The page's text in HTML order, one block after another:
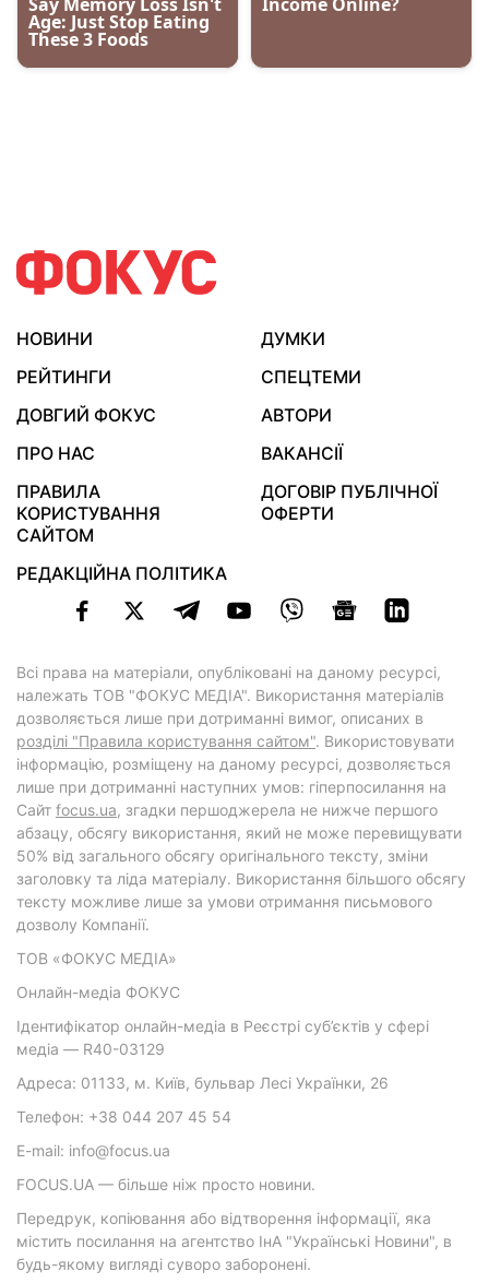
НОВИНИ
ДУМКИ
РЕЙТИНГИ
СПЕЦТЕМИ
ДОВГИЙ ФОКУС
АВТОРИ
ПРО НАС
ВАКАНСІЇ
ПРАВИЛА
КОРИСТУВАННЯ
САЙТОМ
ДОГОВІР ПУБЛІЧНОЇ
ОФЕРТИ
РЕДАКЦІЙНА ПОЛІТИКА
Всі права на матеріали, опубліковані на даному ресурсі,
належать ТОВ "ФОКУС МЕДІА". Використання матеріалів
дозволяється лише при дотриманні вимог, описаних в
розділі "Правила користування сайтом". Використовувати
інформацію, розміщену на даному ресурсі, дозволяється
лише при дотриманні наступних умов: гіперпосилання на
Cайт focus.ua, згадки першоджерела не нижче першого
абзацу, обсягу використання, який не може перевищувати
50% від загального обсягу оригінального тексту, зміни
заголовку та ліда матеріалу. Використання більшого обсягу
тексту можливе лише за умови отримання письмового
дозволу Компанії.
ТОВ «ФОКУС МЕДІА»
Онлайн-медіа ФОКУС
Ідентифікатор онлайн-медіа в Реєстрі суб’єктів у сфері
медіа — R40-03129
Адреса: 01133, м. Київ, бульвар Лесі Українки, 26
Телефон: +38 044 207 45 54
E-mail: info@focus.ua
FOCUS.UA — більше ніж просто новини.
Передрук, копіювання або відтворення інформації, яка
містить посилання на агентство ІнА "Українські Новини", в
будь-якому вигляді суворо заборонені.